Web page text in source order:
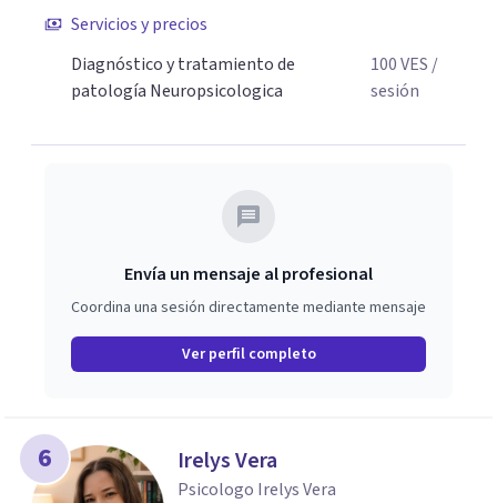
Servicios y precios
Diagnóstico y tratamiento de
patología Neuropsicologica
100VES /
sesión
Envía un mensaje al profesional
Coordina una sesión directamente mediante mensaje
Ver perfil completo
6 Irelys Vera
Psicologo Irelys Vera